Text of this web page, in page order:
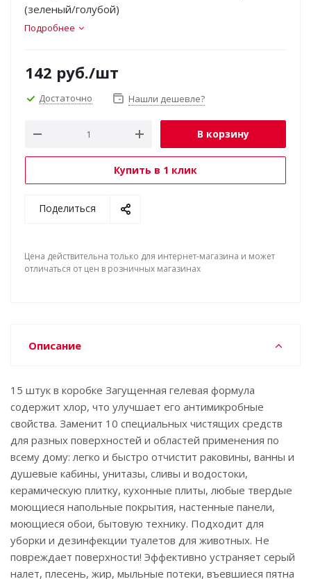
(зеленый/голубой)
Подробнее
142 руб./шт
Достаточно Нашли дешевле?
В корзину
Купить в 1 клик
Поделиться
Цена действительна только для интернет-магазина и может
отличаться от цен в розничных магазинах
Описание
15 штук в коробке Загущенная гелевая формула
содержит хлор, что улучшает его антимикробные
свойства. Заменит 10 специальных чистящих средств
для разных поверхностей и областей применения по
всему дому: легко и быстро отчистит раковины, ванны и
душевые кабины, унитазы, сливы и водостоки,
керамическую плитку, кухонные плиты, любые твердые
моющиеся напольные покрытия, настенные панели,
моющиеся обои, бытовую технику. Подходит для
уборки и дезинфекции туалетов для животных. Не
повреждает поверхности! Эффективно устраняет серый
налет, плесень, жир, мыльные потеки, въевшиеся пятна